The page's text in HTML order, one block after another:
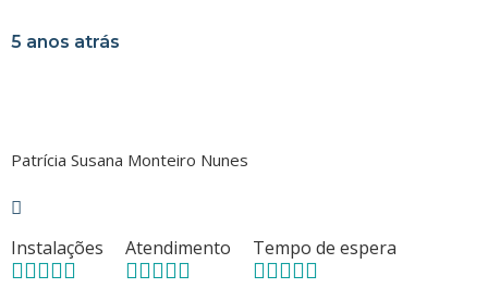
5 anos atrás
Patrícia Susana Monteiro Nunes
Instalações Atendimento Tempo de espera